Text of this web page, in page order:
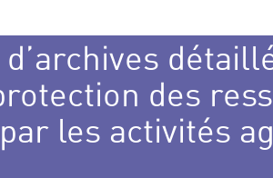
des
les activités